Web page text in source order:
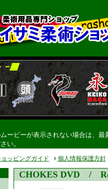
ービーが表示されない場合は、最
い。
ョッピングガイド 個人情報保護方針
CHOKES DVD /